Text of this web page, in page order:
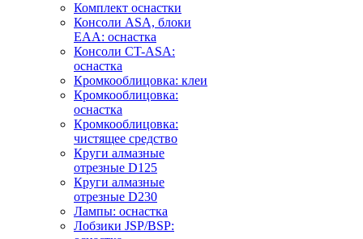
Комплект оснастки
Консоли ASA, блоки
EAA: оснастка
Консоли CT-ASA:
оснастка
Кромкооблицовка: клеи
Кромкооблицовка:
оснастка
Кромкооблицовка:
чистящее средство
Круги алмазные
отрезные D125
Круги алмазные
отрезные D230
Лампы: оснастка
Лобзики JSP/BSP: